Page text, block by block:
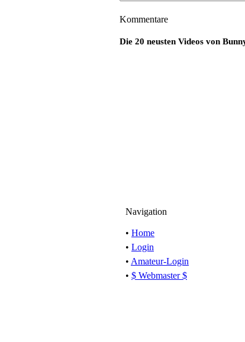
Kommentare
Die 20 neusten Videos von
Navigation
• Home
• Login
• Amateur-Login
• $ Webmaster $